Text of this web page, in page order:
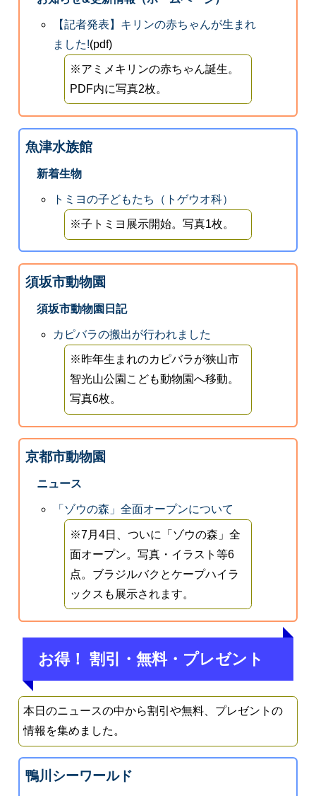
【記者発表】キリンの赤ちゃんが生まれ
ました!(pdf)
※アミメキリンの赤ちゃん誕生。
PDF内に写真2枚。
魚津水族館
新着生物
トミヨの子どもたち（トゲウオ科）
※子トミヨ展示開始。写真1枚。
須坂市動物園
須坂市動物園日記
カピバラの搬出が行われました
※昨年生まれのカピバラが狭山市
智光山公園こども動物園へ移動。
写真6枚。
京都市動物園
ニュース
「ゾウの森」全面オープンについて
※7月4日、ついに「ゾウの森」全
面オープン。写真・イラスト等6
点。ブラジルバクとケープハイラ
ックスも展示されます。
お得！ 割引・無料・プレゼント
本日のニュースの中から割引や無料、プレゼントの
情報を集めました。
鴨川シーワールド